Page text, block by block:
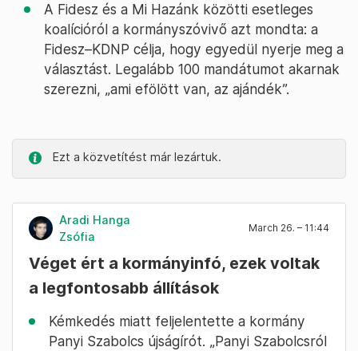
A Fidesz és a Mi Hazánk közötti esetleges
koalícióról a kormányszóvivő azt mondta: a
Fidesz–KDNP célja, hogy egyedül nyerje meg a
választást. Legalább 100 mandátumot akarnak
szerezni, „ami efölött van, az ajándék”.
Ezt a közvetítést már lezártuk.
Aradi Hanga
Zsófia
March 26. – 11:44
Véget ért a kormányinfó, ezek voltak
a legfontosabb állítások
Kémkedés miatt feljelentette a kormány
Panyi Szabolcs újságírót. „Panyi Szabolcsról